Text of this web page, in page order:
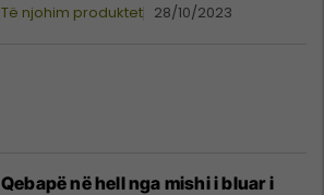
Të njohim produktet 28/10/2023
Qebapë në hell nga mishi i bluar i